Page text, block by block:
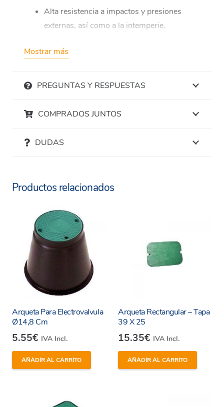
Alta resistencia a impactos y presiones
externas, así como a la intemperie.
Base: 44×30 cm
Mostrar más
PREGUNTAS Y RESPUESTAS
COMPRADOS JUNTOS
DUDAS
Productos relacionados
Arqueta Para Electrovalvula
Ø14,8 Cm
5.55€ IVA Incl.
AÑADIR AL CARRITO
Arqueta Rectangular – Tapa
39 X 25
15.35€ IVA Incl.
AÑADIR AL CARRITO